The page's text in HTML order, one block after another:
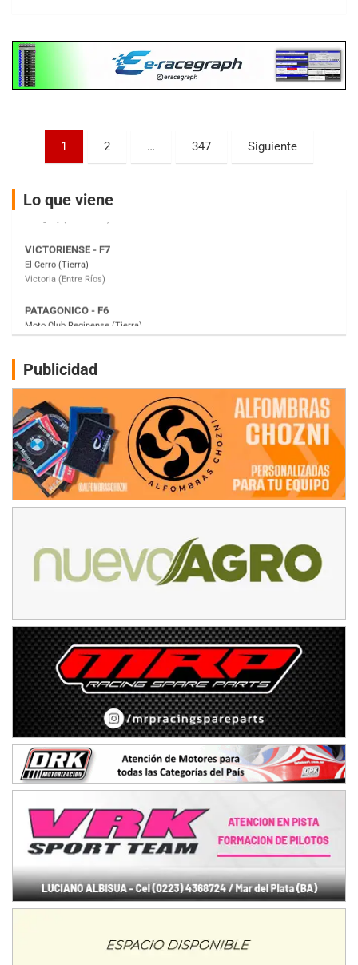
Paginación
entradas
1 2 … 347 Siguiente
Lo que viene
KDO - F6
Ciudad de Trenque Lauquen (Asfalto)
Trenque Lauquen (Buenos Aires)
Villaguay (Entre Ríos)
Victoria (Entre Ríos)
Moto Club Reginense (Tierra)
Gral. E. Godoy (Río Negro)
Juventud Unida (Tierra)
Humboldt (Santa Fe)
Ciudad de Avellaneda (Asfalto)
SUR SANTAFESINO - F4
José Samuel Sánchez (Tierra)
Rufino (Santa Fe)
TUCUMANO - F5
Juan Navarro (Asfalto)
El Timbó (Tucumán)
COBERTURA ESPECIAL DE E-KART.COM.AR
08/09-AGO
IAME SERIES ARGENTINA 6
KDO - F6
Ciudad de Trenque Lauquen (Asfalto)
Trenque Lauquen (Buenos Aires)
ENTRERRIANO - F6 (POSTERGADA)
Parque de la Velocidad (Asfalto)
Villaguay (Entre Ríos)
VICTORIENSE - F7
El Cerro (Tierra)
Victoria (Entre Ríos)
PATAGONICO - F6
Moto Club Reginense (Tierra)
Gral. E. Godoy (Río Negro)
CSK - F7
Juventud Unida (Tierra)
NORESTE SANTAFESINO - F6
Publicidad